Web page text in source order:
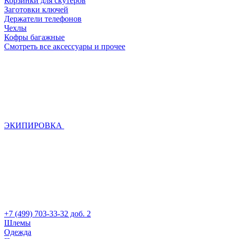
Заготовки ключей
Держатели телефонов
Чехлы
Кофры багажные
Смотреть все аксессуары и прочее
ЭКИПИРОВКА
+7 (499) 703-33-32 доб. 2
Шлемы
Одежда